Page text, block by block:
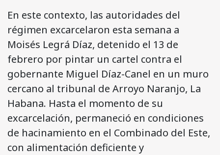
En este contexto, las autoridades del
régimen excarcelaron esta semana a
Moisés Legrá Díaz, detenido el 13 de
febrero por pintar un cartel contra el
gobernante Miguel Díaz-Canel en un muro
cercano al tribunal de Arroyo Naranjo, La
Habana. Hasta el momento de su
excarcelación, permaneció en condiciones
de hacinamiento en el Combinado del Este,
con alimentación deficiente y